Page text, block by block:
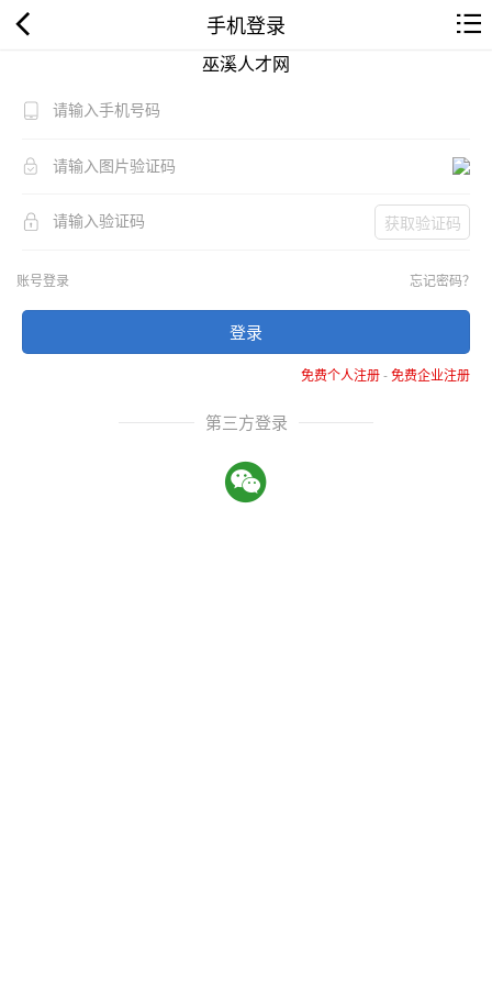
手机登录
巫溪人才网
获取验证码
账号登录 忘记密码？
登录
免费个人注册-免费企业注册
第三方登录